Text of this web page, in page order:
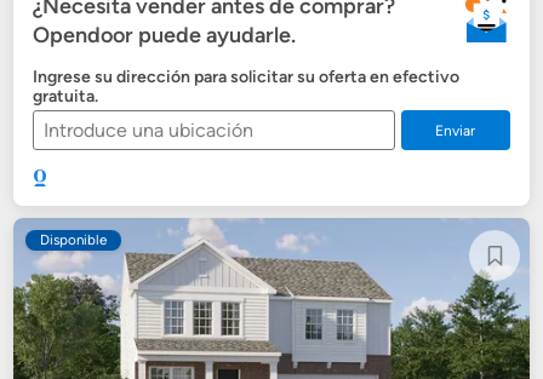
¿Necesita vender antes de comprar?
Opendoor puede ayudarle.
Ingrese su dirección para solicitar su oferta en efectivo
gratuita.
Enviar
Disponible